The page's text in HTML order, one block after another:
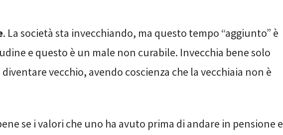
. La società sta invecchiando, ma questo tempo “aggiunto” è
e questo è un male non curabile. Invecchia bene solo
vecchio, avendo coscienza che la vecchiaia non è
se i valori che uno ha avuto prima di andare in pensione e